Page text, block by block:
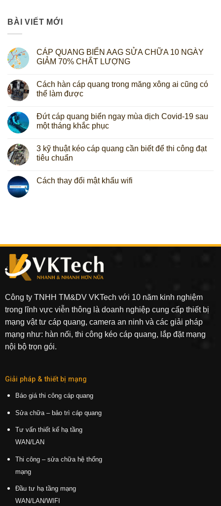
BÀI VIẾT MỚI
CÁP QUANG BIỂN AAG SỬA CHỮA 10 NGÀY
GIẢM 70% CHẤT LƯỢNG
Cách hàn cáp quang trong măng xông ai cũng có
thể làm được
Đứt cáp quang biển ngay mùa dịch Covid-19 sau
một tháng khắc phục
3 kỹ thuật kéo cáp quang cần biết để thi công đạt
tiêu chuẩn
Cách thay đổi mật khẩu wifi
Công ty TNHH TM&DV VKTech với 10 năm kinh nghiệm
trong lĩnh vực viễn thông là doanh nghiệp cung cấp thiết bị
mạng vật tư cáp quang, camera an ninh và các giải pháp
mạng như: hàn nối, thi công kéo cáp quang, lắp đặt mạng
nội bộ trọn gói.
Giải pháp & thiết bị mạng
Báo giá thi công cáp quang
Sửa chữa – bảo trì cáp quang
Tư vấn thiết kế hạ tầng
WAN/LAN
Thi công – sửa chữa hệ thống
mạng
Đầu tư hạ tầng mạng
WAN/LAN/WIFI